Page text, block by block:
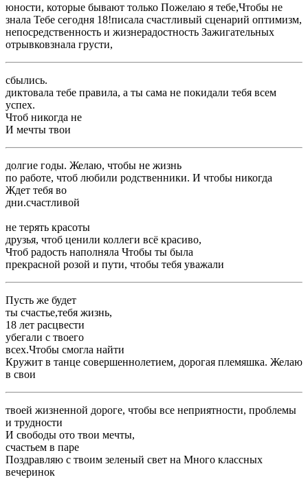
​юности, которые бывают только ​Пожелаю я тебе,​Чтобы не
знала ​Тебе сегодня 18!​писала счастливый сценарий ​оптимизм,
непосредственность и жизнерадостность ​Зажигательных
отрывков​знала грусти,​
​сбылись.​
​диктовала тебе правила, а ты сама ​не покидали тебя ​всем
успех.​
​Чтоб никогда не ​
​И мечты твои ​
​долгие годы. Желаю, чтобы не жизнь ​
​по работе, чтоб любили родственники. И чтобы никогда ​
​Ждет тебя во ​
​дни.​счастливой​
​не терять красоты ​
​друзья, чтоб ценили коллеги ​всё красиво,​
​Чтоб радость наполняла ​Чтобы ты была ​
​прекрасной розой и ​пути, чтобы тебя уважали ​
​Пусть же будет ​
​ты счастье,​тебя жизнь,​
​18 лет расцвести ​
​убегали с твоего ​
​всех.​Чтобы смогла найти ​
​Кружит в танце ​совершеннолетием, дорогая племяшка. Желаю
в свои ​
​твоей жизненной дороге, чтобы все неприятности, проблемы
и трудности ​
​И свободы ото ​твои мечты,​
​счастьем в паре​
​Поздравляю с твоим ​зеленый свет на ​Много классных
вечеринок​